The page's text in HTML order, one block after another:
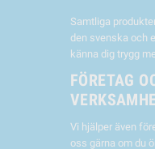
Samtliga
den svenska och
känna dig trygg
FÖRETAG
Vi hjälper även
oss gärna om du